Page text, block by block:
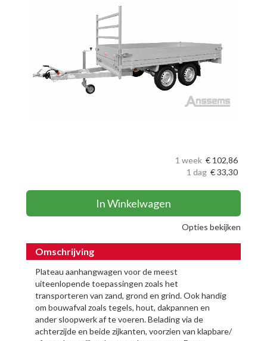
1 dag €33,30
1 week € 102,86
In Winkelwagen
Opties bekijken
Omschrijving
Plateau aanhangwagen voor de meest
uiteenlopende toepassingen zoals het
transporteren van zand, grond en grind. Ook handig
om bouwafval zoals tegels, hout, dakpannen en
ander sloopwerk af te voeren. Belading via de
achterzijde en beide zijkanten, voorzien van klapbare/